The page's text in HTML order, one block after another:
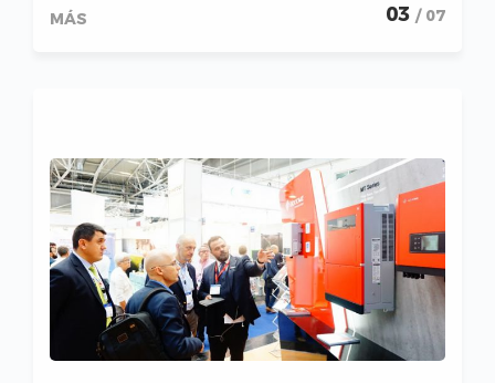
MÁS 03 / 07